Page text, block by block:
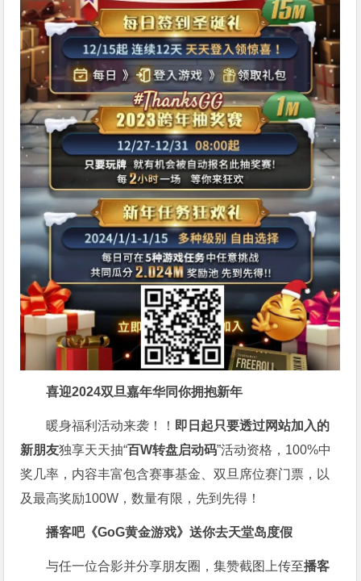
喜迎2024双旦嘉年华同你拥抱新年
暖身福利活动来袭！！ 即日起只要透过网站加入的
新朋友独享天天抽“百W转盘启动码”活动资格，100%中
奖几率，内容丰富包含赛事基金、双旦席位赛门票，以
及最高奖励100W，数量有限，先到先得！
播客吧《GoG黄金游戏》送你去天堂岛度假
与任一位合影并分享朋友圈，集赞截图上传至播客